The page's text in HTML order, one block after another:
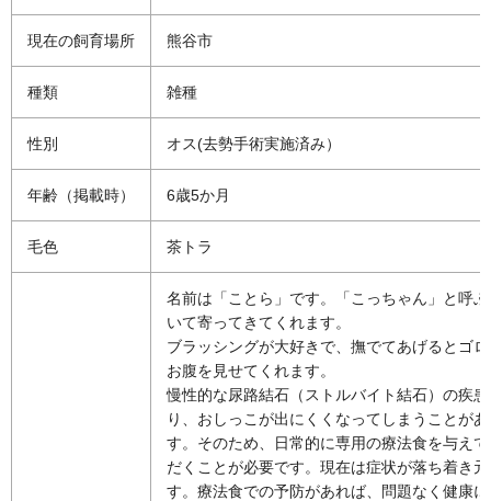
現在の飼育場所 熊谷市
種類 雑種
性別 オス(去勢手術実施済み）
年齢（掲載時） 6歳5か月
毛色 茶トラ
名前は「ことら」です。「こっちゃん」と呼
いて寄ってきてくれます。
ブラッシングが大好きで、撫でてあげるとゴ
お腹を見せてくれます。
慢性的な尿路結石（ストルバイト結石）の疾
り、おしっこが出にくくなってしまうことが
す。そのため、日常的に専用の療法食を与え
だくことが必要です。現在は症状が落ち着き
す。療法食での予防があれば、問題なく健康